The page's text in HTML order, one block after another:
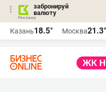
забронируй
валюту
Казань18.5° Москва21.3°